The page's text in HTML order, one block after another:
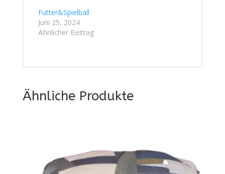
Futter&Spielball
Juni 25, 2024
Ähnlicher Beitrag
Ähnliche Produkte